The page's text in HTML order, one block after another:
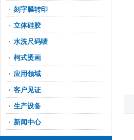
刻字膜转印
立体硅胶
水洗尺码唛
柯式烫画
应用领域
客户见证
生产设备
新闻中心